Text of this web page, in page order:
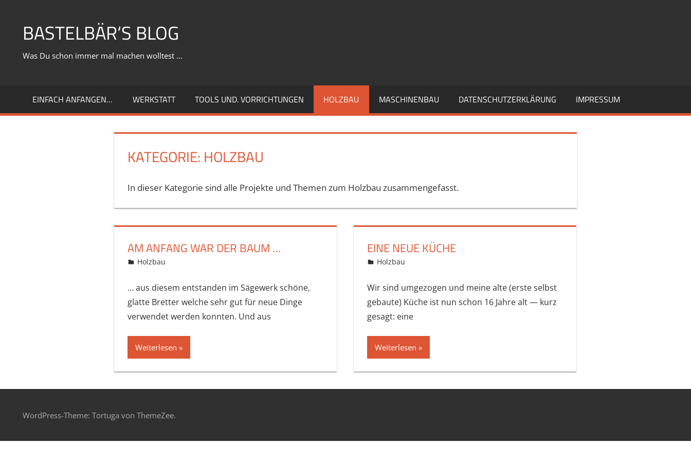
springenBASTELBÄR‘S BLOG
Was Du schon immer mal machen wolltest …
EINFACH ANFANGEN… WERKSTATT TOOLS UND. VORRICHTUNGEN HOLZBAU MASCHINENBAU DATENSCHUTZERKLÄRUNG IMPRESSUM
KATEGORIE: HOLZBAU
In dieser Kategorie sind alle Projekte und Themen zum Holzbau zusammengefasst.
AM ANFANG WAR DER BAUM …
21. August 2017
Bastelbär
Holzbau
… aus diesem entstanden im Sägewerk schöne,
glatte Bretter welche sehr gut für neue Dinge
verwendet werden konnten. Und aus
Weiterlesen
EINE NEUE KÜCHE
10. Juli 2007
Bastelbär
Holzbau
Wir sind umgezogen und meine alte (erste selbst
gebaute) Küche ist nun schon 16 Jahre alt — kurz
gesagt: eine
Weiterlesen
WordPress-Theme: Tortuga von ThemeZee.